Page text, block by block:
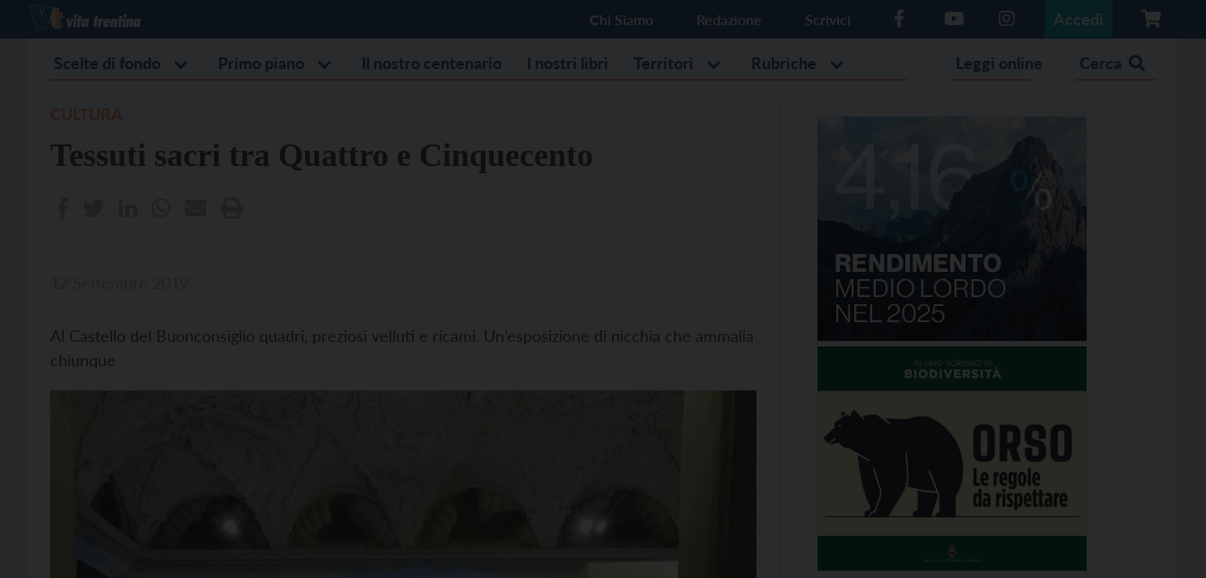
Chi Siamo Redazione Scrivici Accedi
Scelte di fondo Primo piano Il nostro centenario I nostri libri Territori Rubriche Leggi online Cerca
Tessuti sacri tra Quattro e Cinquecento
Al Castello del Buonconsiglio quadri, preziosi velluti e ricami. Un’esposizione di nicchia che ammalia
chiunque